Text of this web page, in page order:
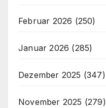
Februar 2026 (250)
Januar 2026 (285)
Dezember 2025 (347)
November 2025 (279)